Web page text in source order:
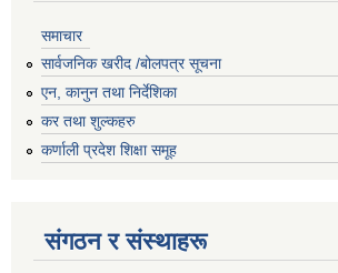
समाचार
सार्वजनिक खरीद /बोलपत्र सूचना
एन, कानुन तथा निर्देशिका
कर तथा शुल्कहरु
कर्णाली प्रदेश शिक्षा समूह
संगठन र संस्थाहरू